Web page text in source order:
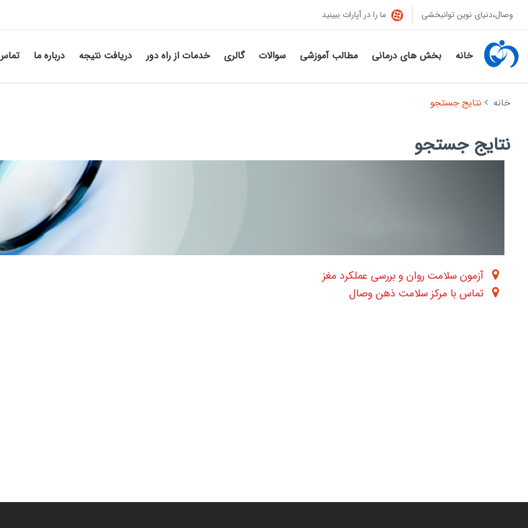
وصال،دنیای نوین توانبخشی ما را در آپارات ببینید
خانه بخش های درمانی مطالب آموزشی سوالات گالری خدمات از راه دور دریافت نتیجه درباره ما
خانه نتایج جستجو
نتایج جستجو
آزمون سلامت روان و بررسی عملکرد مغز
تماس با مرکز سلامت ذهن وصال